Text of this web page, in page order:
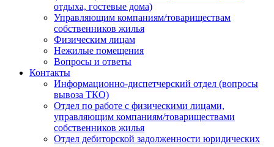
отдыха, гостевые дома)
Управляющим компаниям/товариществам
собственников жилья
Физическим лицам
Нежилые помещения
Вопросы и ответы
Контакты
Информационно-диспетчерский отдел (вопросы
вывоза ТКО)
Отдел по работе с физическими лицами,
управляющим компаниям/товариществами
собственников жилья
Отдел дебиторской задолженности юридических